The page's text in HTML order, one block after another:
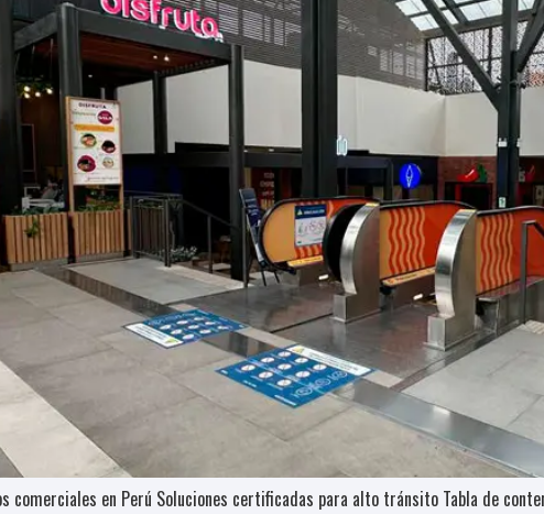
comerciales en Perú Soluciones certificadas para alto tránsito Tabla de